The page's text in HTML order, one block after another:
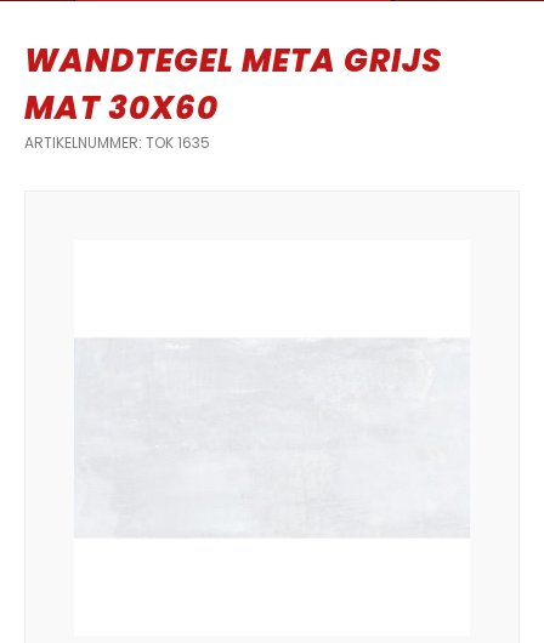
WANDTEGEL META GRIJS
MAT 30X60
ARTIKELNUMMER: TOK 1635